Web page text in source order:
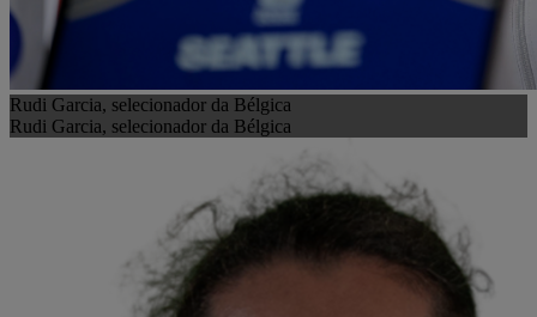
Rudi Garcia, selecionador da Bélgica
Rudi Garcia, selecionador da Bélgica